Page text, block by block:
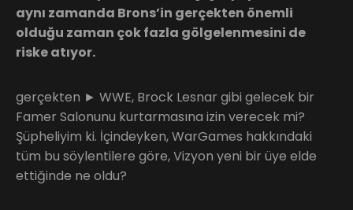
aynı zamanda Brons’in gerçekten önemli
olduğu zaman çok fazla gölgelenmesini de
riske atıyor.
gerçekten ► WWE, Brock Lesnar gibi gelecek bir
Famer Salonunu kurtarmasına izin verecek mi?
Şüpheliyim ki. İçindeyken, WarGames hakkındaki
tüm bu söylentilere göre, Vizyon yeni bir üye elde
ettiğinde ne oldu?